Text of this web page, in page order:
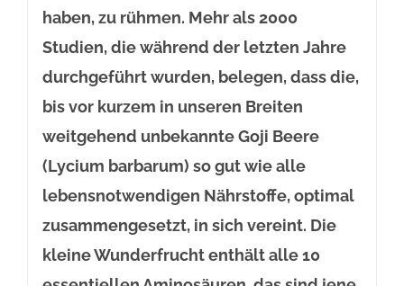
haben, zu rühmen. Mehr als 2000
Studien, die während der letzten Jahre
durchgeführt wurden, belegen, dass die,
bis vor kurzem in unseren Breiten
weitgehend unbekannte Goji Beere
(Lycium barbarum) so gut wie alle
lebensnotwendigen Nährstoffe, optimal
zusammengesetzt, in sich vereint. Die
kleine Wunderfrucht enthält alle 10